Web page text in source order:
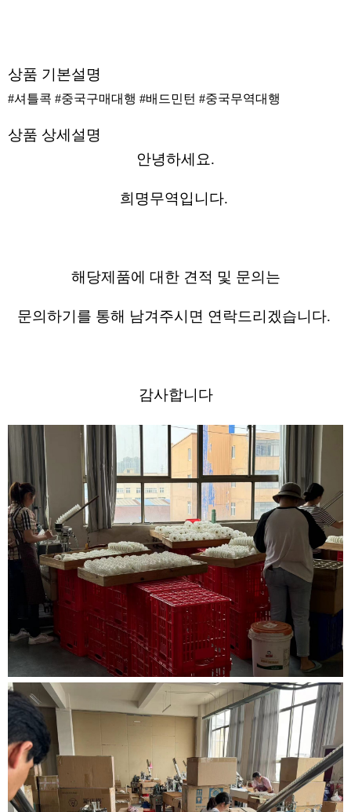
상품 기본설명
#셔틀콕 #중국구매대행 #배드민턴 #중국무역대행
상품 상세설명
안녕하세요.
희명무역입니다.
해당제품에 대한 견적 및 문의는
문의하기를 통해 남겨주시면 연락드리겠습니다.
감사합니다